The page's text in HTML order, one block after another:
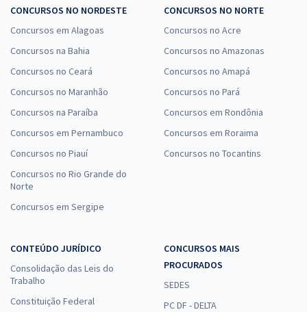
CONCURSOS NO NORDESTE
Concursos em Alagoas
Concursos na Bahia
Concursos no Ceará
Concursos no Maranhão
Concursos na Paraíba
Concursos em Pernambuco
Concursos no Piauí
Concursos no Rio Grande do
Norte
Concursos em Sergipe
CONCURSOS NO NORTE
Concursos no Acre
Concursos no Amazonas
Concursos no Amapá
Concursos no Pará
Concursos em Rondônia
Concursos em Roraima
Concursos no Tocantins
CONTEÚDO JURÍDICO
Consolidação das Leis do
Trabalho
Constituição Federal
CONCURSOS MAIS
PROCURADOS
SEDES
PC DF - DELTA